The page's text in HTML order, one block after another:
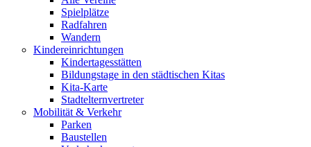
Spielplätze
Radfahren
Wandern
Kindereinrichtungen
Kindertagesstätten
Bildungstage in den städtischen Kitas
Kita-Karte
Stadtelternvertreter
Mobilität & Verkehr
Parken
Baustellen